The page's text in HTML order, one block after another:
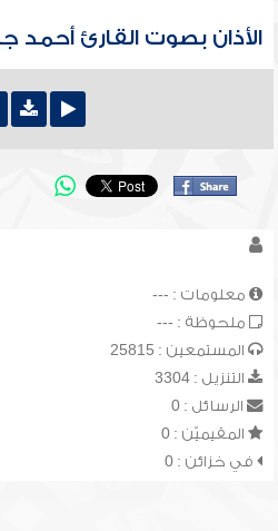
الأذان بصوت القارئ أحمد
معلومات : ---
ملحوظة : ---
المستمعين : 25815
التنزيل : 3304
الرسائل : 0
المقيميّن : 0
في خزائن : 0